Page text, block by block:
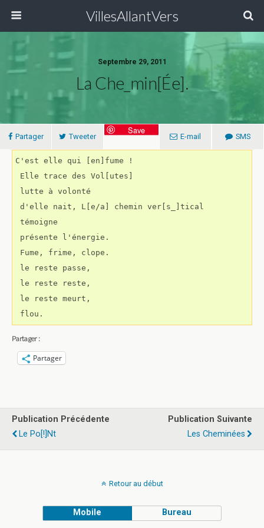
VillesAllantVers
Septembre 29, 2011
La Che_min[ée].
Partager Tweeter
Save
E-mail SMS
C'est elle qui [en]fume !
Elle trace des Vol[utes]
lutte à volonté
d'elle nait, L[e/a] chemin ver[s_]tical
témoigne
présente l'énergie.
Fume, frime, clope.
le reste passe,
le reste reste,
le reste meurt,
flou.
Partager :
Partager
Publication Précédente
Le Po[!]nt
Publication Suivante
Les Cheminées
Retour au début
Mobile Bureau